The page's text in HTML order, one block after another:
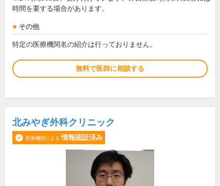
時間を要する場合があります。
その他
特定の医療機関名の紹介は行っておりません。
無料で医師に相談する
北みやぎ外科クリニック
医療機関による 情報認証済み